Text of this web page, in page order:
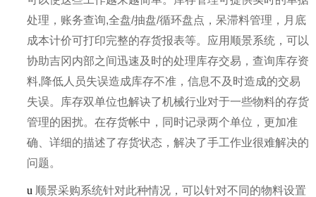
处理，账务查询,全盘/抽盘/循环盘点，呆滞料管理，月底
成本计价可打印完整的存货报表等。应用顺景系统，可以
协助吉冈内部之间迅速及时的处理库存交易，查询库存资
料,降低人员失误造成库存不准，信息不及时造成的交易
失误。库存双单位也解诀了机械行业对于一些物料的存货
管理的困扰。在存货帐中，同时记录两个单位，更加准
确、详细的描述了存货状态，解决了手工作业很难解决的
问题。
u 顺景采购系统针对此种情况，可以针对不同的物料设置